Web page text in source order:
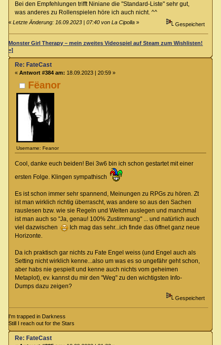
Bei den Empfehlungen trifft Niniane die "Standard-Liste" sehr gut,
was anderes zu Rollenspielen höre ich auch nicht. ^^
«Letzte Änderung: 16.09.2023 | 07:40 von La Cipolla » Gespeichert
Monster Girl Therapy – mein zweites Videospiel auf Steam zum Wishlisten!
=]
Fëanor
Username: Feanor
Re: FateCast
« Antwort #384 am: 18.09.2023 | 20:59 »
Cool, danke euch beiden! Bei 3w6 bin ich schon gestartet mit einer
ersten Folge. Klingen sympathisch
Es ist schon immer sehr spannend, Meinungen zu RPGs zu hören. Zt
ist man wirklich richtig überrascht, was andere so aus den Sachen
rauslesen bzw. wie sie Regeln und Welten auslegen und manchmal
ist man auch so "Ja, genau! 100% Zustimmung" ... und natürlich auch
viel dazwischen
Ich mag das sehr...ich finde das öffnet ganz neue
Horizonte.
Da ich praktisch gar nichts zu Fate Engel weiss (und Engel auch als
Setting nicht wirklich kenne...also um was es so ungefähr geht schon,
aber habs nie gespielt und kenne auch nichts vom geheimen
Metaplot), ev. kannst du mir den "Weg" zu den wichtigsten Info-
Dumps dazu zeigen?
Gespeichert
I'm trapped in Darkness
Still I reach out for the Stars
Re: FateCast